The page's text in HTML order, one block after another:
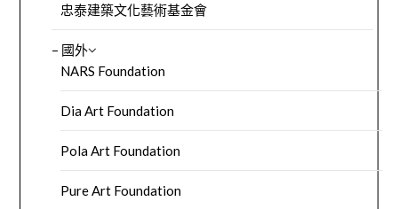
忠泰建築文化藝術基金會
– 國外
NARS Foundation
Dia Art Foundation
Pola Art Foundation
Pure Art Foundation